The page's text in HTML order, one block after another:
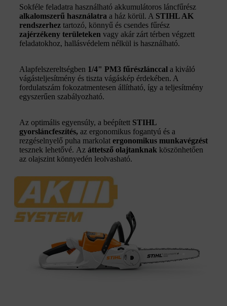
Sokféle feladatra használható akkumulátoros láncfűrész
alkalomszerű használatra a ház körül. A STIHL AK
rendszerhez tartozó, könnyű és csendes fűrész
zajérzékeny területeken vagy akár zárt térben végzett
feladatokhoz, hallásvédelem nélkül is használható.
Alapfelszereltségben 1/4" PM3 fűrészlánccal a kiváló
vágásteljesítmény és tiszta vágáskép érdekében. A
fordulatszám fokozatmentesen állítható, így a teljesítmény
egyszerűen szabályozható.
Az optimális egyensúly, a beépített STIHL
gyorsláncfeszítés, az ergonomikus fogantyú és a
rezgéselnyelő puha markolat ergonomikus munkavégzést
tesznek lehetővé. Az áttetsző olajtanknak köszönhetően
az olajszint könnyedén leolvasható.